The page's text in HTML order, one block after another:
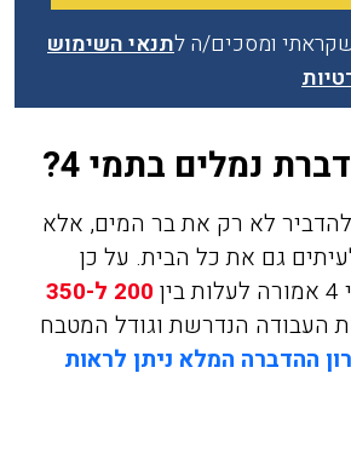
ומסכים/ה לתנאי השימוש
נמלים בתמי 4?
להדביר לא רק את בר המים, אלא
גם את כל הבית. על כן
אמורה לעלות בין
200 ל-350
העבודה הנדרשת וגודל המטבח
ההדברה המלא ניתן לראות